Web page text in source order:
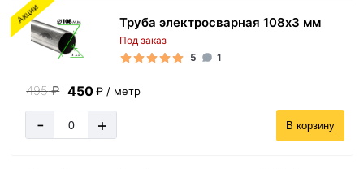
Акции Труба электросварная 108х3 мм
Под заказ
5
1
495₽ 450 ₽ / метр
- + В корзину